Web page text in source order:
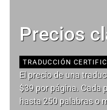
Precios
TRADUCCIÓN
El precio de una
$39 por página. Cada
hasta 250 palabras o